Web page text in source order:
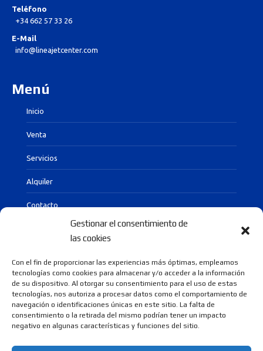
Gestionar el consentimiento de
las cookies
Con el fin de proporcionar las experiencias más óptimas, empleamos
tecnologías como cookies para almacenar y/o acceder a la información
de su dispositivo. Al otorgar su consentimiento para el uso de estas
tecnologías, nos autoriza a procesar datos como el comportamiento de
navegación o identificaciones únicas en este sitio. La falta de
consentimiento o la retirada del mismo podrían tener un impacto
negativo en algunas características y funciones del sitio.
Teléfono
+34 662 57 33 26
E-Mail
info@lineajetcenter.com
Menú
Inicio
Venta
Servicios
Alquiler
Contacto
Documentos legales
Política de cookies
Política de privacidad
Aviso Legal